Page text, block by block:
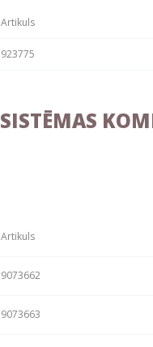
Artikuls
923775
SISTĒMAS
Artikuls
9073662
9073663